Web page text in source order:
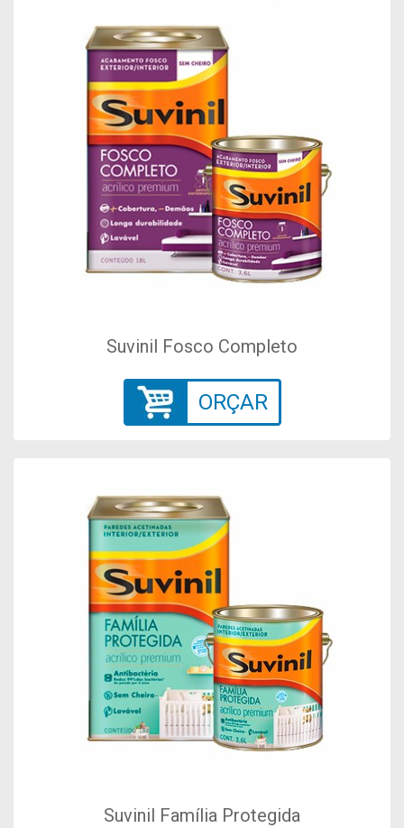
Suvinil Fosco Completo
ORÇAR
Suvinil Família Protegida